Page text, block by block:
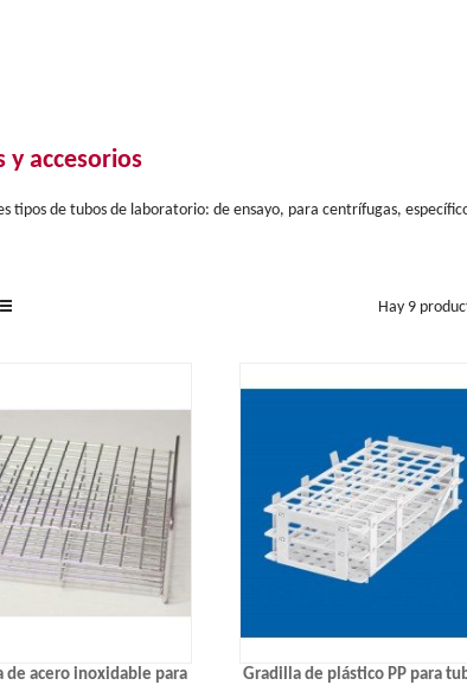
y accesorios
tipos de tubos de laboratorio: de ensayo, para centrífugas,
Hay 9
de acero inoxidable para
Gradilla de plástico PP para